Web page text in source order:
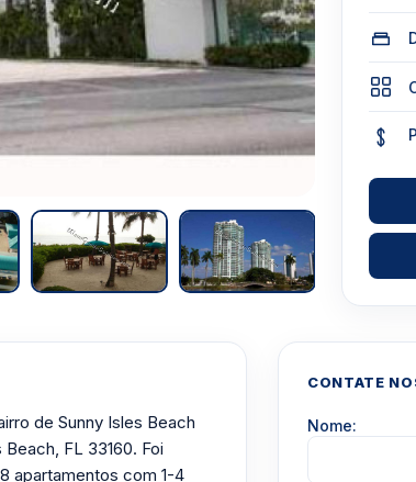
de Sunny Isles Beach
FL 33160. Foi
apartamentos com 1-4
CONTATE
Nome: